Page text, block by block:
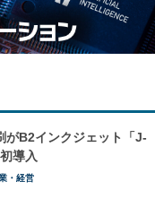
がB2インクジェット「J-
導入
・経営